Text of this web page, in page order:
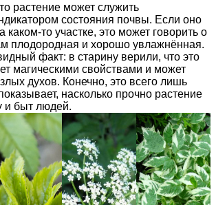
растение может служить
состояния почвы. Если оно
каком-то участке, это может говорить о
плодородная и хорошо увлажнённая.
факт: в старину верили, что это
магическими свойствами и может
духов. Конечно, это всего лишь
насколько прочно растение
и быт людей.